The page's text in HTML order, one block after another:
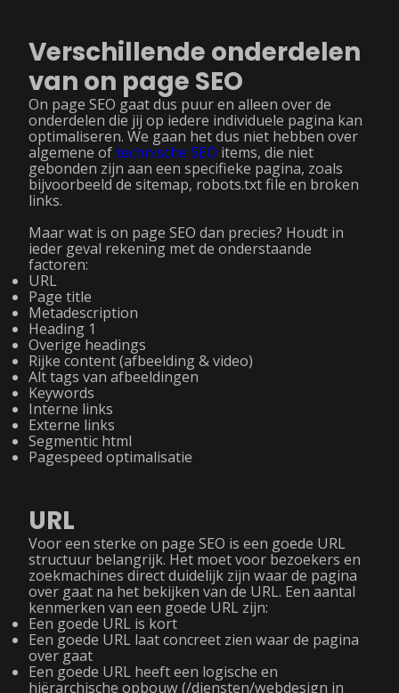
Verschillende onderdelen
van on page SEO
On page SEO gaat dus puur en alleen over de
onderdelen die jij op iedere individuele pagina kan
optimaliseren. We gaan het dus niet hebben over
algemene oftechnische SEO items, die niet
gebonden zijn aan een specifieke pagina, zoals
bijvoorbeeld de sitemap, robots.txt file en broken
links.
Maar wat is on page SEO dan precies? Houdt in
ieder geval rekening met de onderstaande
factoren:
URL
Page title
Metadescription
Heading 1
Overige headings
Rijke content (afbeelding & video)
Alt tags van afbeeldingen
Keywords
Interne links
Externe links
Segmentic html
Pagespeed optimalisatie
URL
Voor een sterke on page SEO is een goede URL
structuur belangrijk. Het moet voor bezoekers en
zoekmachines direct duidelijk zijn waar de pagina
over gaat na het bekijken van de URL. Een aantal
kenmerken van een goede URL zijn:
Een goede URL is kort
Een goede URL laat concreet zien waar de pagina
over gaat
Een goede URL heeft een logische en
hiërarchische opbouw (/diensten/webdesign in